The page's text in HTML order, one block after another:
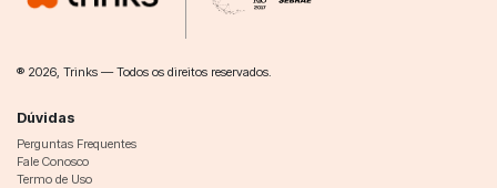
® 2026, Trinks — Todos os direitos reservados.
Dúvidas
Perguntas Frequentes
Fale Conosco
Termo de Uso